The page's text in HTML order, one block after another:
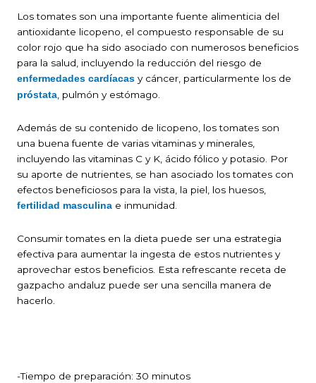
Los tomates son una importante fuente alimenticia del
antioxidante licopeno, el compuesto responsable de su
color rojo que ha sido asociado con numerosos beneficios
para la salud, incluyendo la reducción del riesgo de
enfermedades cardíacas y cáncer, particularmente los de
próstata , pulmón y estómago.
Además de su contenido de licopeno, los tomates son
una buena fuente de varias vitaminas y minerales,
incluyendo las vitaminas C y K, ácido fólico y potasio. Por
su aporte de nutrientes, se han asociado los tomates con
efectos beneficiosos para la vista, la piel, los huesos,
fertilidad masculina e inmunidad.
Consumir tomates en la dieta puede ser una estrategia
efectiva para aumentar la ingesta de estos nutrientes y
aprovechar estos beneficios. Esta refrescante receta de
gazpacho andaluz puede ser una sencilla manera de
hacerlo.
-Tiempo de preparación: 30 minutos